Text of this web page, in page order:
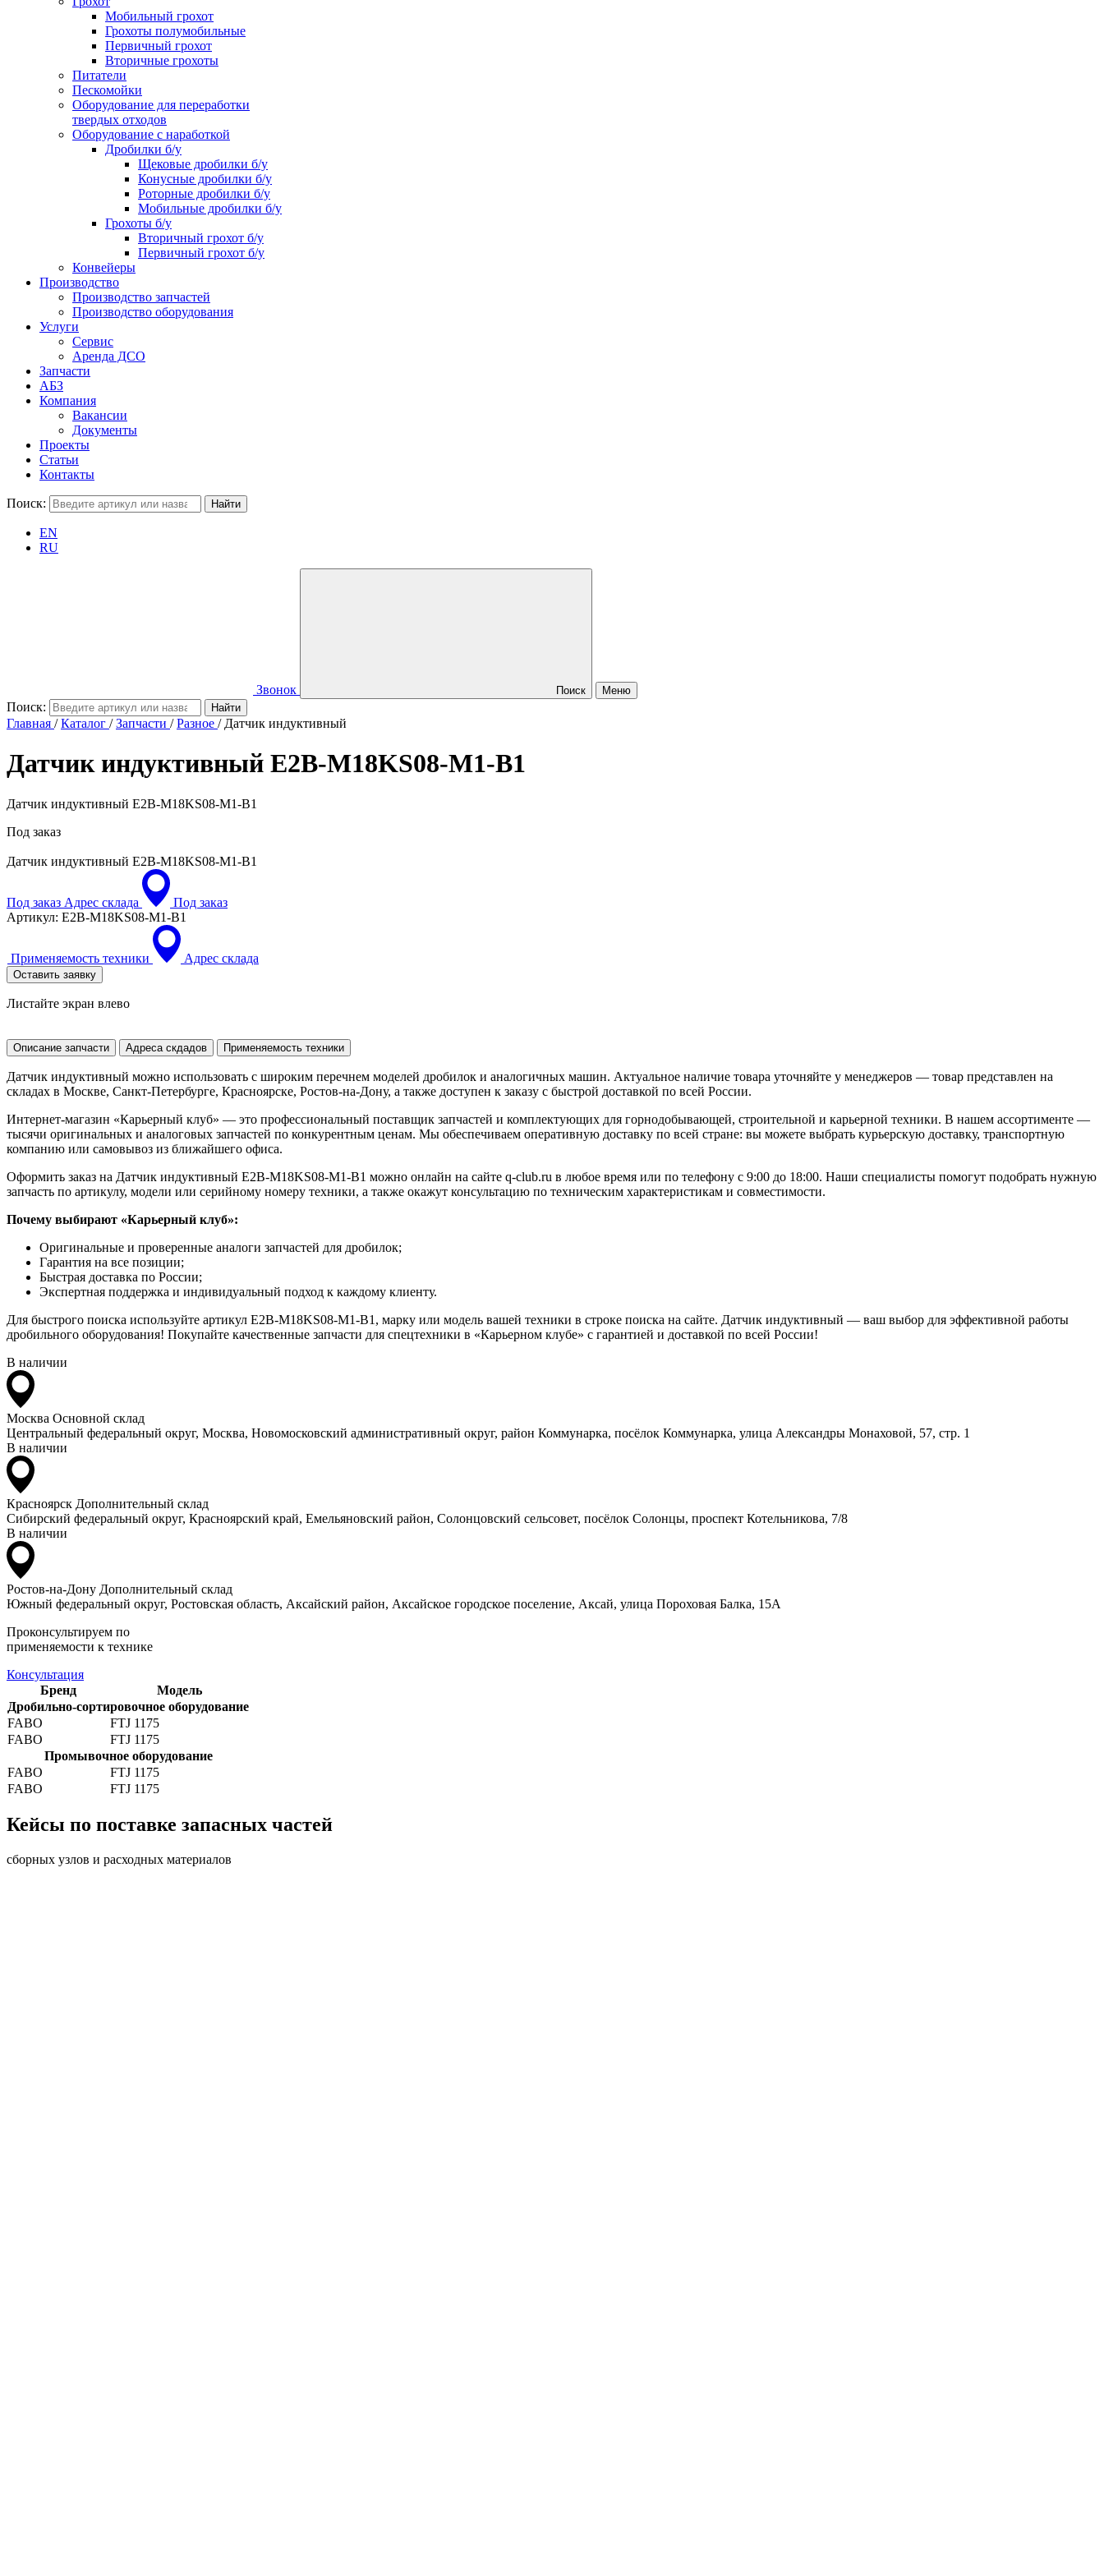
Мобильный грохот
Грохоты полумобильные
Первичный грохот
Вторичные грохоты
Питатели
Пескомойки
Оборудование для переработки
твердых отходов
Оборудование с наработкой
Дробилки б/у
Щековые дробилки б/у
Конусные дробилки б/у
Роторные дробилки б/у
Мобильные дробилки б/у
Грохоты б/у
Вторичный грохот б/у
Первичный грохот б/у
Конвейеры
Производство
Производство запчастей
Производство оборудования
Услуги
Сервис
Аренда ДСО
Запчасти
АБЗ
Компания
Вакансии
Документы
Проекты
Статьи
Контакты
Поиск:
EN
RU
Звонок Поиск Меню
Поиск:
Главная /Каталог /Запчасти /Разное / Датчик индуктивный
Датчик индуктивный E2B-M18KS08-M1-B1
Датчик индуктивный E2B-M18KS08-M1-B1
Под заказ
Датчик индуктивный E2B-M18KS08-M1-B1
Под заказ Адрес склада
Под заказ
Артикул: E2B-M18KS08-M1-B1
Применяемость техники Адрес склада
Оставить заявку
Листайте экран влево
Описание запчасти Адреса скдадов Применяемость техники
Датчик индуктивный можно использовать с широким перечнем моделей дробилок и аналогичных машин. Актуальное наличие товара уточняйте у менеджеров — товар представлен на
складах в Москве, Санкт-Петербурге, Красноярске, Ростов-на-Дону, а также доступен к заказу с быстрой доставкой по всей России.
Интернет-магазин «Карьерный клуб» — это профессиональный поставщик запчастей и комплектующих для горнодобывающей, строительной и карьерной техники. В нашем ассортименте —
тысячи оригинальных и аналоговых запчастей по конкурентным ценам. Мы обеспечиваем оперативную доставку по всей стране: вы можете выбрать курьерскую доставку, транспортную
компанию или самовывоз из ближайшего офиса.
Оформить заказ на Датчик индуктивный E2B-M18KS08-M1-B1 можно онлайн на сайте q-club.ru в любое время или по телефону с 9:00 до 18:00. Наши специалисты помогут подобрать нужную
запчасть по артикулу, модели или серийному номеру техники, а также окажут консультацию по техническим характеристикам и совместимости.
Почему выбирают «Карьерный клуб»:
Оригинальные и проверенные аналоги запчастей для дробилок;
Гарантия на все позиции;
Быстрая доставка по России;
Экспертная поддержка и индивидуальный подход к каждому клиенту.
Для быстрого поиска используйте артикул E2B-M18KS08-M1-B1, марку или модель вашей техники в строке поиска на сайте. Датчик индуктивный — ваш выбор для эффективной работы
дробильного оборудования! Покупайте качественные запчасти для спецтехники в «Карьерном клубе» с гарантией и доставкой по всей России!
В наличии
Москва Основной склад
Центральный федеральный округ, Москва, Новомосковский административный округ, район Коммунарка, посёлок Коммунарка, улица Александры Монаховой, 57, стр. 1
В наличии
Красноярск Дополнительный склад
Сибирский федеральный округ, Красноярский край, Емельяновский район, Солонцовский сельсовет, посёлок Солонцы, проспект Котельникова, 7/8
В наличии
Ростов-на-Дону Дополнительный склад
Южный федеральный округ, Ростовская область, Аксайский район, Аксайское городское поселение, Аксай, улица Пороховая Балка, 15А
Проконсультируем по
применяемости к технике
Консультация
Бренд
Модель
Дробильно-сортировочное оборудование
FABO
FTJ 1175
FABO
FTJ 1175
Промывочное оборудование
FABO
FTJ 1175
FABO
FTJ 1175
Кейсы по поставке запасных частей
сборных узлов и расходных материалов